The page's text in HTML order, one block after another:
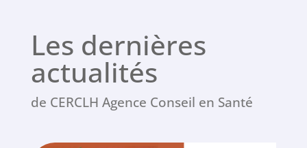
Les dernières
actualités
de CERCLH Agence Conseil en Santé